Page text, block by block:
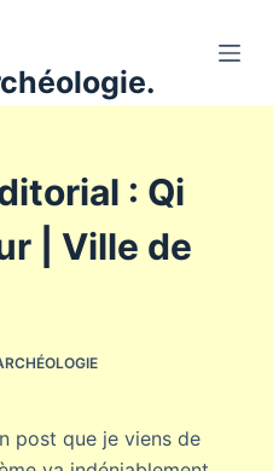
: Qi
| Ville de
post que je viens de